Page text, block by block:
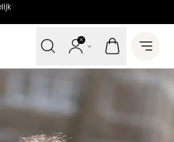
reviews
Open